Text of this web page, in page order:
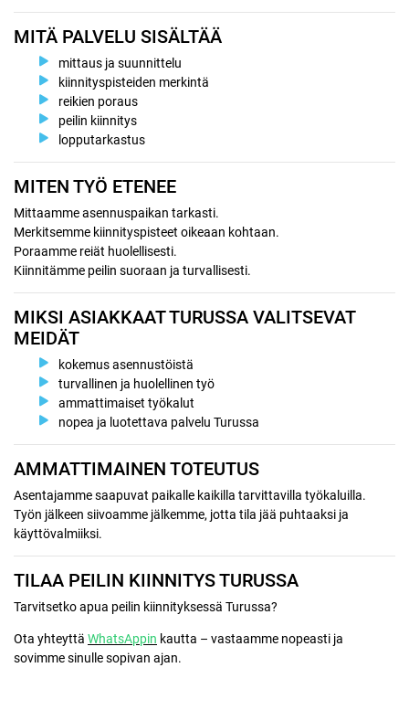
MITÄ PALVELU SISÄLTÄÄ
mittaus ja suunnittelu
kiinnityspisteiden merkintä
reikien poraus
peilin kiinnitys
lopputarkastus
MITEN TYÖ ETENEE
Mittaamme asennuspaikan tarkasti.
Merkitsemme kiinnityspisteet oikeaan kohtaan.
Poraamme reiät huolellisesti.
Kiinnitämme peilin suoraan ja turvallisesti.
MIKSI ASIAKKAAT TURUSSA VALITSEVAT
MEIDÄT
kokemus asennustöistä
turvallinen ja huolellinen työ
ammattimaiset työkalut
nopea ja luotettava palvelu Turussa
AMMATTIMAINEN TOTEUTUS
Asentajamme saapuvat paikalle kaikilla tarvittavilla työkaluilla.
Työn jälkeen siivoamme jälkemme, jotta tila jää puhtaaksi ja
käyttövalmiiksi.
TILAA PEILIN KIINNITYS TURUSSA
Tarvitsetko apua peilin kiinnityksessä Turussa?
Ota yhteyttä WhatsAppin kautta – vastaamme nopeasti ja
sovimme sinulle sopivan ajan.